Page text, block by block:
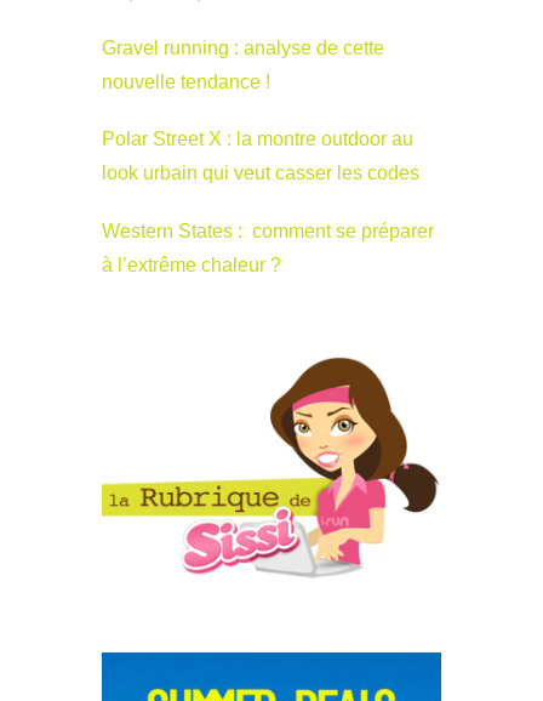
Gravel running : analyse de cette
nouvelle tendance !
Polar Street X : la montre outdoor au
look urbain qui veut casser les codes
Western States : comment se préparer
à l’extrême chaleur ?